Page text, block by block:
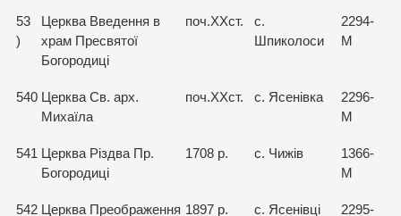
53
)
Церква Введення в
храм Пресвятої
Богородиці
поч.ХХст.
с.
Шпиколоси
2294-
М
540 Церква Св. арх.
Михаїла
поч.ХХст. с. Ясенівка
2296-
М
541 Церква Різдва Пр.
Богородиці
1708 р. с. Чижів
1366-
М
542 Церква Преображення 1897 р. с. Ясенівці
2295-